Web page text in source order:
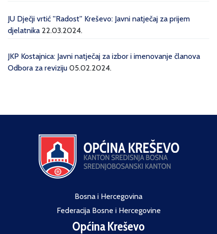
JU Dječji vrtić ''Radost'' Kreševo: Javni natječaj za prijem
djelatnika 22.03.2024.
JKP Kostajnica: Javni natječaj za izbor i imenovanje članova
Odbora za reviziju 05.02.2024.
Bosna i Hercegovina
Federacija Bosne i Hercegovine
Općina Kreševo